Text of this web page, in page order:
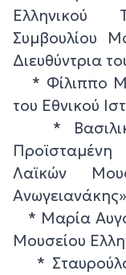
Ελληνικού
Συμβουλίου
Διευθύντρια
* Φίλιππο
του Εθνικού
*
Λαϊκών
* Μαρία
Μουσείου
*